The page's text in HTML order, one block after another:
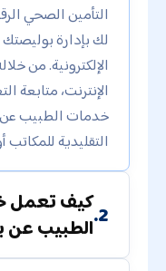
التأمين الصحي
لك بإدارة
الإلكترونية. من
الإنترنت، متابعة
خدمات الطبيب عن
التقليدية
2.كيف تعمل
الطبيب